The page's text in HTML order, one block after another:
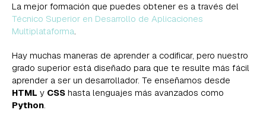
La mejor formación que puedes obtener es a través del
Técnico Superior en Desarrollo de Aplicaciones
Multiplataforma.
Hay muchas maneras de aprender a codificar, pero nuestro
grado superior está diseñado para que te resulte más fácil
aprender a ser un desarrollador. Te enseñamos desde
HTML y CSS hasta lenguajes más avanzados como
Python.